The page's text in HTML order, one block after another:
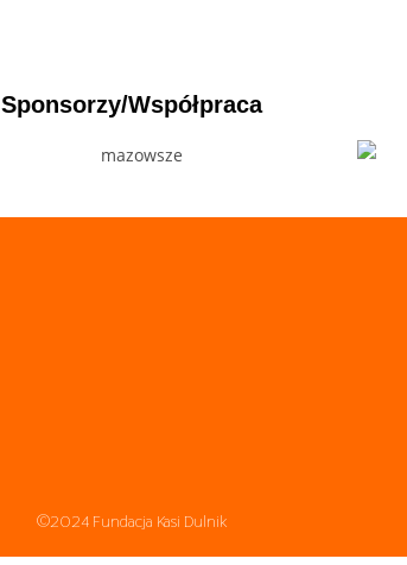
Sponsorzy/Współpraca
©2024 Fundacja Kasi Dulnik